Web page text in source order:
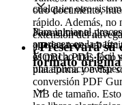
otro documento,
rápido. Además, no
extensión del
cualquier otro
Para iniciar el
aparecen en la
es mucho más fácil
una aplicación
Normalmente, los
pueden tener un
MOBI a PDF. Esto
plataforma y evitar
conversión PDF
MB de tamaño.
¿Preservará su
formato